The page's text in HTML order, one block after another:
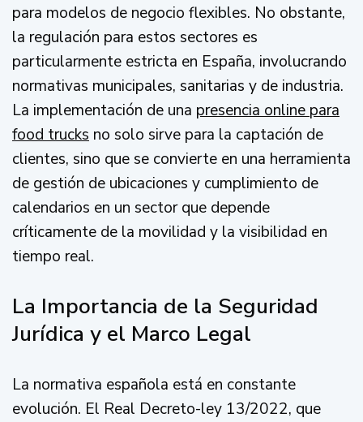
para modelos de negocio flexibles. No obstante,
la regulación para estos sectores es
particularmente estricta en España, involucrando
normativas municipales, sanitarias y de industria.
La implementación de una presencia online para
food trucks no solo sirve para la captación de
clientes, sino que se convierte en una herramienta
de gestión de ubicaciones y cumplimiento de
calendarios en un sector que depende
críticamente de la movilidad y la visibilidad en
tiempo real.
La Importancia de la Seguridad
Jurídica y el Marco Legal
La normativa española está en constante
evolución. El Real Decreto-ley 13/2022, que